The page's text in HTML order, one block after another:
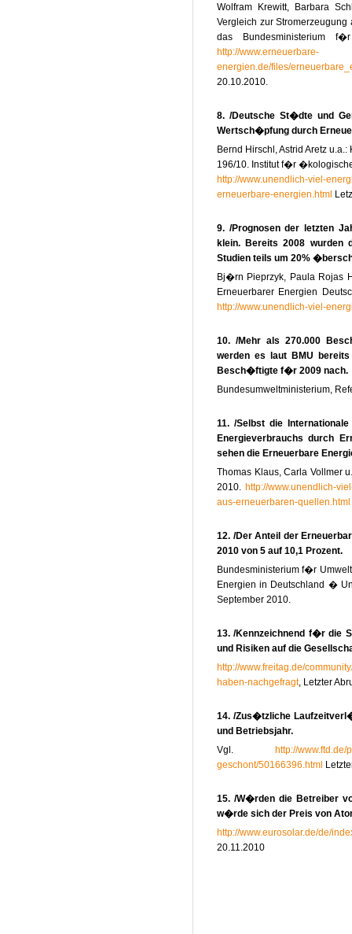
Wolfram Krewitt, Barbara
Vergleich zur
das Bundesministerium
http://www.erneuerbare-
energien.de/files/
20.10.2010.
8. /Deutsche St�dte und
Wertsch�pfung durch
Bernd Hirschl, Astrid Aretz
196/10. Institut f�r
http://www.unendlich-viel-
erneuerbare-energien.html
9. /Prognosen der letzten
klein. Bereits 2008
Studien teils um 20%
Bj�rn Pieprzyk, Paula Rojas
Erneuerbarer Energien
http://www.unendlich-viel-
10. /Mehr als 270.000
werden es laut BMU
Besch�ftigte f�r 2009 nach.
Bundesumweltministerium,
11. /Selbst die
Energieverbrauchs durch
sehen die Erneuerbare
Thomas Klaus, Carla Vollmer
2010. http://www.unendlich-
aus-erneuerbaren-quellen.html
12. /Der Anteil der
2010 von 5 auf 10,1 Prozent.
Bundesministerium f�r
Energien in Deutschland �
September 2010.
13. /Kennzeichnend f�r die
und Risiken auf die
http://www.freitag.de/
haben-nachgefragt, Letzter
14. /Zus�tzliche
und Betriebsjahr.
Vgl. http://
geschont/50166396.html
15. /W�rden die Betreiber
w�rde sich der Preis von
http://www.eurosolar.de/de/
20.11.2010